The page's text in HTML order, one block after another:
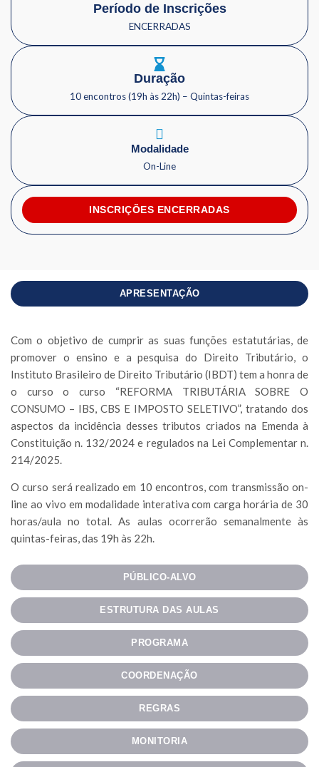
Período de Inscrições
ENCERRADAS
Duração
10 encontros (19h às 22h) – Quintas-feiras
Modalidade
On-Line
INSCRIÇÕES ENCERRADAS
APRESENTAÇÃO
PÚBLICO-ALVO
ESTRUTURA DAS AULAS
PROGRAMA
COORDENAÇÃO
REGRAS
MONITORIA
Com o objetivo de cumprir as suas funções estatutárias, de
promover o ensino e a pesquisa do Direito Tributário, o
Instituto Brasileiro de Direito Tributário (IBDT) tem a honra de
o curso o curso “REFORMA TRIBUTÁRIA SOBRE O
CONSUMO – IBS, CBS E IMPOSTO SELETIVO”, tratando dos
aspectos da incidência desses tributos criados na Emenda à
Constituição n. 132/2024 e regulados na Lei Complementar n.
214/2025.
O curso será realizado em 10 encontros, com transmissão on-
line ao vivo em modalidade interativa com carga horária de 30
horas/aula no total. As aulas ocorrerão semanalmente às
quintas-feiras, das 19h às 22h.